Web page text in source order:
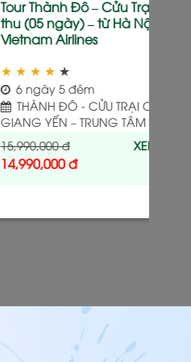
Tour Thành Đô – Cửu Trại Câu
ngày) – từ Hà Nội – Bay
Airlines
★ ★ ★ ★ ★
6 ngày 5 đêm
THÀNH ĐÔ – CỬU TRẠI CÂU –
GIANG YỂN
16,990,000đ
12,990,000đ
XEM CHI